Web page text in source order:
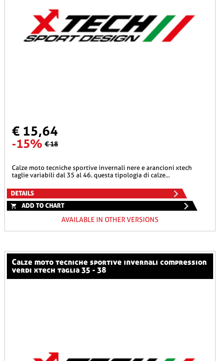
€ 15,64
-15% € 18
calze moto tecniche sportive invernali nere e arancioni xtech
taglie variabili dal 35 al 46. questa tipologia di calze...
DETAILS
ADD TO CHART
AVAILABLE IN OTHER VERSIONS
calze moto tecniche sportive invernali compression
verdi xtech taglia 35 - 38